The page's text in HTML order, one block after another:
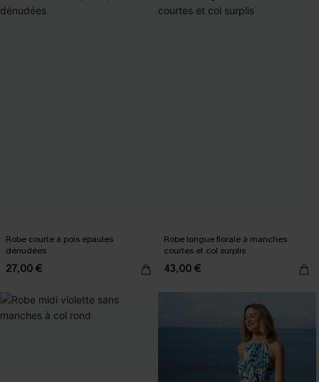
Robe courte à pois épaules
dénudées
27,00 €
Robe longue florale à manches
courtes et col surplis
43,00 €